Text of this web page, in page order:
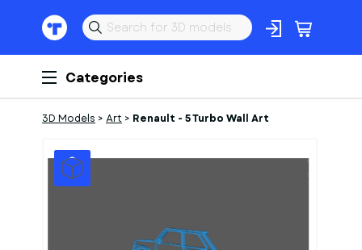
Categories
3D Models > Art > Renault - 5 Turbo Wall Art